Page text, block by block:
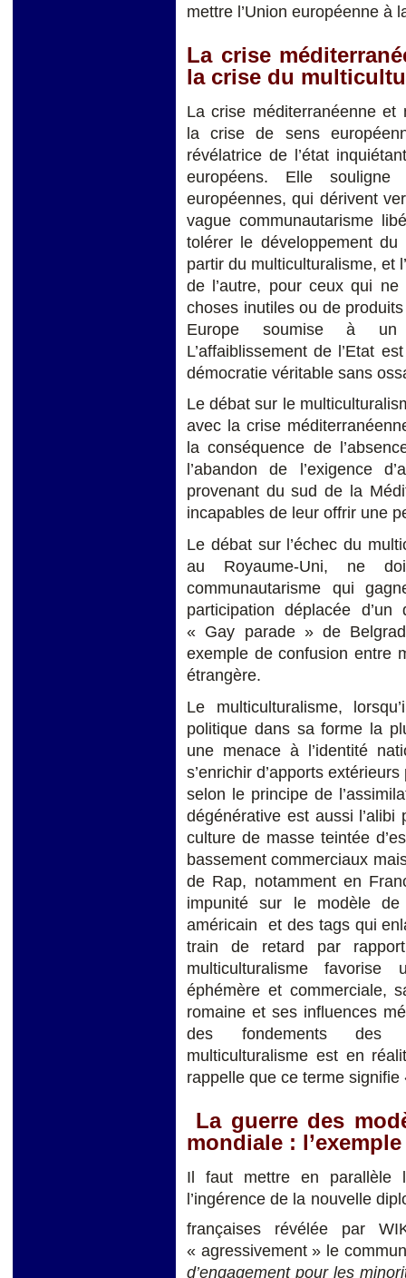
mettre l’Union européenne à
La crise
la crise du
La crise méditerranéenne et
la crise de sens
révélatrice de l’état
européens. Elle
européennes, qui dérivent
vague communautarisme
tolérer le développement du
partir du multiculturalisme, et
de l’autre, pour ceux qui
choses inutiles ou de
Europe soumise à un
L’affaiblissement de l’Etat
démocratie véritable sans
Le débat sur le
avec la crise
la conséquence de
l’abandon de l’exigence
provenant du sud de la
incapables de leur offrir une
Le débat sur l’échec du
au Royaume-Uni, ne
communautarisme qui
participation déplacée
« Gay parade » de
exemple de confusion entre
étrangère.
Le multiculturalisme,
politique dans sa forme la
une menace à l’identité
s’enrichir d’apports
selon le principe de
dégénérative est aussi l’alibi
culture de masse teintée
bassement commerciaux
de Rap, notamment en
impunité sur le modèle de
américain et des tags qui
train de retard par
multiculturalisme
éphémère et commerciale,
romaine et ses influences
des fondements des
multiculturalisme est en
rappelle que ce terme
La guerre des
mondiale :
Il faut mettre en parallèle
l’ingérence de la nouvelle
françaises révélée par
« agressivement » le
d’engagement pour les